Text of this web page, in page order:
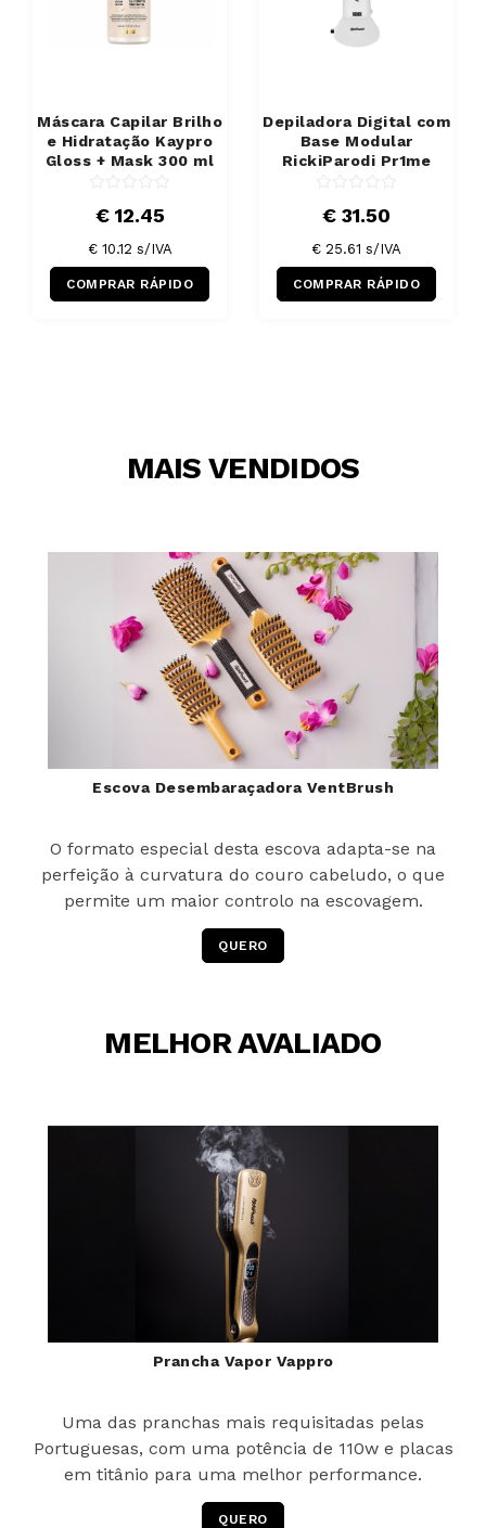
Máscara Capilar Brilho
e Hidratação Kaypro
Gloss + Mask 300 ml
€ 12.45
€ 10.12 s/IVA
COMPRAR RÁPIDO
Depiladora Digital com
Base Modular
RickiParodi Pr1me
€ 31.50
€ 25.61 s/IVA
COMPRAR RÁPIDO
MAIS VENDIDOS
Escova Desembaraçadora VentBrush
O formato especial desta escova adapta-se na
perfeição à curvatura do couro cabeludo, o que
permite um maior controlo na escovagem.
QUERO
MELHOR AVALIADO
Prancha Vapor Vappro
Uma das pranchas mais requisitadas pelas
Portuguesas, com uma potência de 110w e placas
em titânio para uma melhor performance.
QUERO